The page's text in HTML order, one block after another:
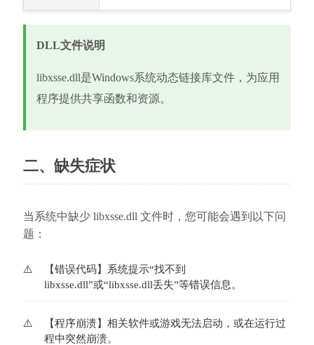
DLL文件说明
libxsse.dll是Windows系统动态链接库文件，为应用
程序提供共享函数和资源。
二、缺失症状
当系统中缺少 libxsse.dll 文件时，您可能会遇到以下问
题：
【错误代码】系统提示“找不到
libxsse.dll”或“libxsse.dll丢失”等错误信息。
【程序崩溃】相关软件或游戏无法启动，或在运行过
程中突然崩溃。